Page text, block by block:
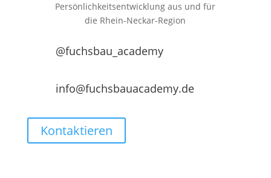
Persönlichkeitsentwicklung aus und für
die Rhein-Neckar-Region
@fuchsbau_academy
info@fuchsbauacademy.de
Kontaktieren